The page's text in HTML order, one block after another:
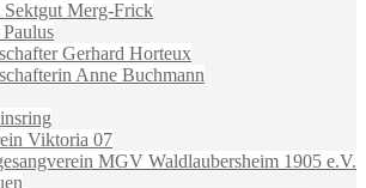
Merg-Frick
Gerhard Horteux
Anne Buchmann
Viktoria 07
MGV Waldlaubersheim 1905 e.V.